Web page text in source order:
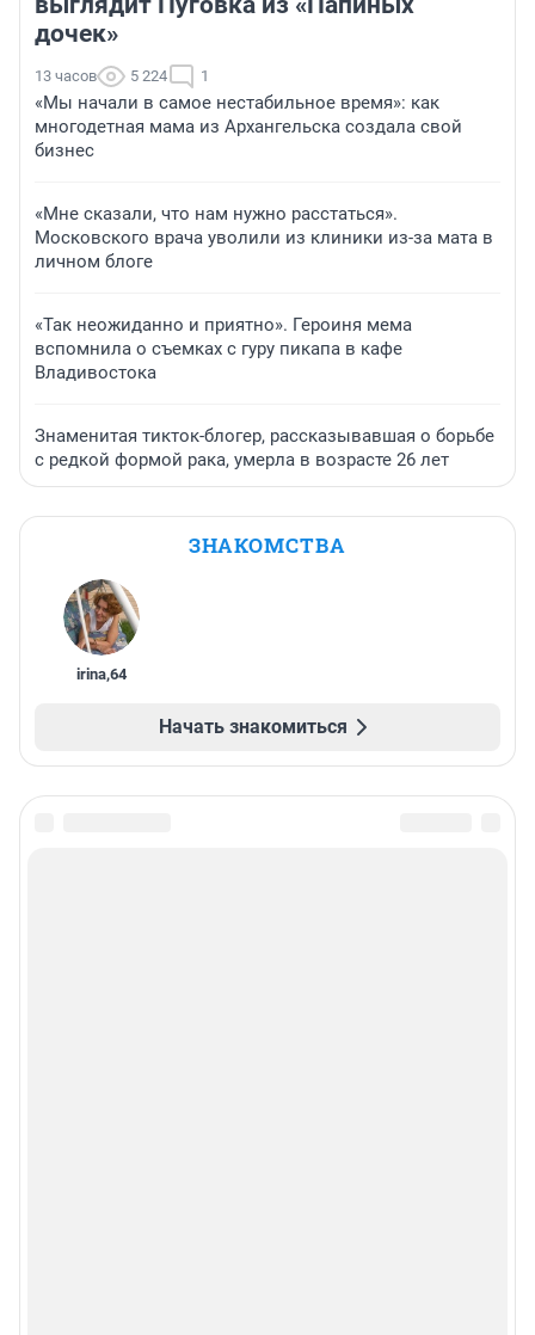
дочек»
13 часов 5 224 1
«Мы начали в самое нестабильное время»: как
многодетная мама из Архангельска создала свой
бизнес
«Мне сказали, что нам нужно расстаться».
Московского врача уволили из клиники из-за мата в
личном блоге
«Так неожиданно и приятно». Героиня мема
вспомнила о съемках с гуру пикапа в кафе
Владивостока
Знаменитая тикток-блогер, рассказывавшая о борьбе
с редкой формой рака, умерла в возрасте 26 лет
ЗНАКОМСТВА
irina,64
Начать знакомиться